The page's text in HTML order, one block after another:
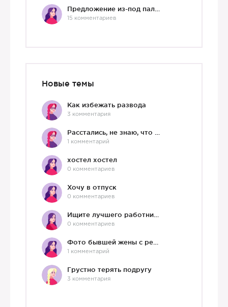
15 комментариев
Новые темы
Как избежать развода
3 комментария
1 комментарий
хостел хостел
0 комментариев
Хочу в отпуск
0 комментариев
0 комментариев
1 комментарий
Грустно терять подругу
3 комментария